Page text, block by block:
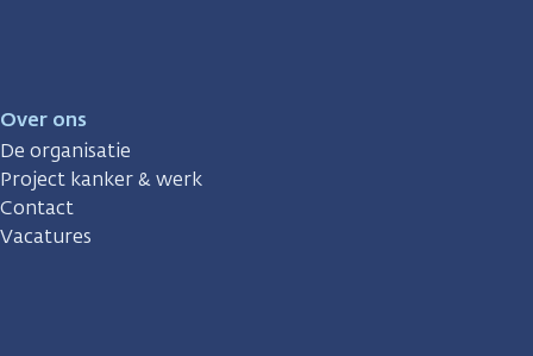
Over ons
De organisatie
Project kanker & werk
Contact
Vacatures